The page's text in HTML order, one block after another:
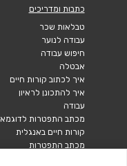
כתבות ומדריכים
טבלאות שכר
עבודה לנוער
חיפוש עבודה
אבטלה
איך לכתוב קורות חיים
איך להתכונן לראיון
עבודה
מכתב התפטרות לדוגמא
קורות חיים באנגלית
מכתב התפטרות